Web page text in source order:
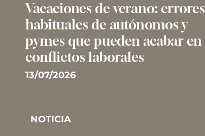
Vacaciones de verano: errores
habituales de autónomos y
pymes que pueden acabar en
conflictos laborales
13/07/2026
NOTICIA